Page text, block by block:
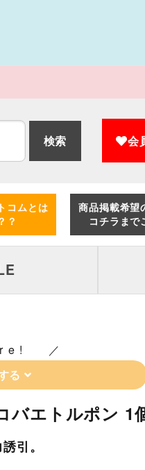
検索 会
コムとは
？
商品掲載希望
コチラまで
る
バエトルポン 1
引。